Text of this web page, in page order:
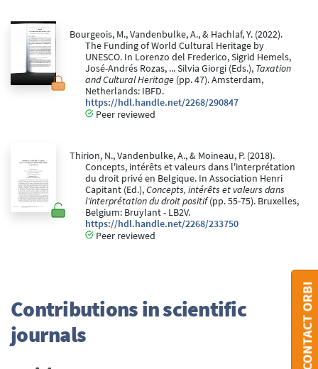
Bourgeois, M., Vandenbulke, A., & Hachlaf, Y. (2022).
The Funding of World Cultural Heritage by
UNESCO. In Lorenzo del Frederico, Sigrid Hemels,
José-Andrés Rozas, ... Silvia Giorgi (Eds.), Taxation
and Cultural Heritage (pp. 47). Amsterdam,
Netherlands: IBFD.
https://hdl.handle.net/2268/290847
Peer reviewed
Thirion, N., Vandenbulke, A., & Moineau, P. (2018).
Concepts, intérêts et valeurs dans l'interprétation
du droit privé en Belgique. In Association Henri
Capitant (Ed.),Concepts, intérêts et valeurs dans
l'interprétation du droit positif(pp. 55-75). Bruxelles,
Belgium: Bruylant - LB2V.
https://hdl.handle.net/2268/233750
Peer reviewed
Contributions in scientific
journals
CONTACT ORBI